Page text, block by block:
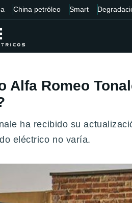
China petróleo Smart
Alfa Romeo
ha recibido su
eléctrico no varía.